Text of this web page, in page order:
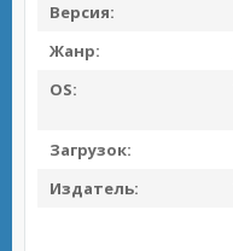
Версия:
Жанр:
OS:
Загрузок:
Издатель: